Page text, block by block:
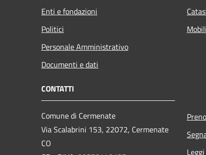
Enti e fondazioni
Politici
Personale Amministrativo
Documenti e dati
CONTATTI
Comune di Cermenate
Via Scalabrini 153, 22072, Cermenate
CO